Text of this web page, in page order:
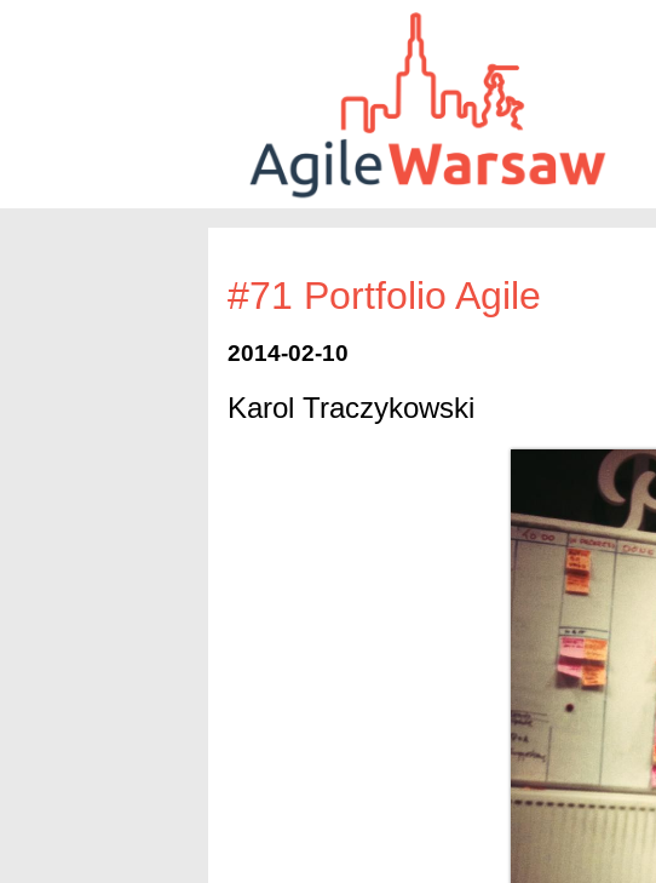
#71 Portfolio Agile
2014-02-10
Karol Traczykowski